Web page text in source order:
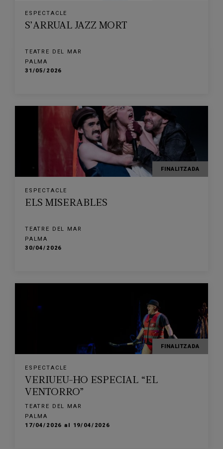
ESPECTACLE
S’ARRUAL JAZZ MORT
TEATRE DEL MAR
PALMA
31/05/2026
FINALITZADA
ESPECTACLE
ELS MISERABLES
TEATRE DEL MAR
PALMA
30/04/2026
FINALITZADA
ESPECTACLE
VERIUEU-HO ESPECIAL “EL
VENTORRO”
TEATRE DEL MAR
PALMA
17/04/2026 al 19/04/2026